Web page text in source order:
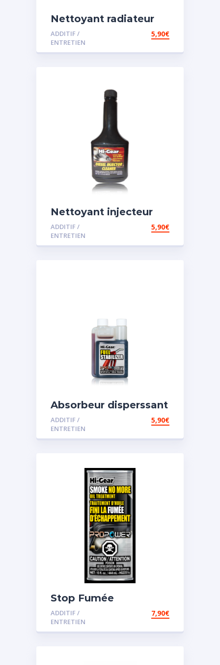
Nettoyant radiateur
ADDITIF /
ENTRETIEN
5,90€
Nettoyant injecteur
diesel
ADDITIF /
ENTRETIEN
5,90€
Absorbeur disperssant
d’eau pour carburant
ADDITIF /
ENTRETIEN
5,90€
Stop Fumée
ADDITIF /
ENTRETIEN
7,90€